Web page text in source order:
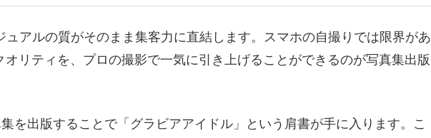
ュアルの質がそのまま集客力に直結します。スマホの自撮りでは限界があ
オリティを、プロの撮影で一気に引き上げることができるのが写真集出版
を出版することで「グラビアアイドル」という肩書が手に入ります。こ